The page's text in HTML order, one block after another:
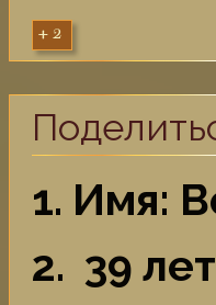
+2
1. Имя:
2. 39 лет